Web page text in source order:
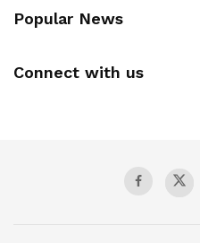
Popular News
Connect with us